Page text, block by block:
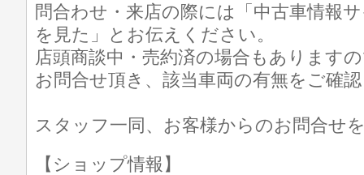
問合わせ・来店の際には「中古車情報
を見た」とお伝えください。
店頭商談中・売約済の場合もあります
お問合せ頂き、該当車両の有無をご確
スタッフ一同、お客様からのお問合せ
【ショップ情報】